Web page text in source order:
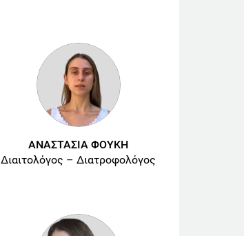
ΑΝΑΣΤΑΣΙΑ ΦΟΥΚΗ
Διαιτολόγος – Διατροφολόγος